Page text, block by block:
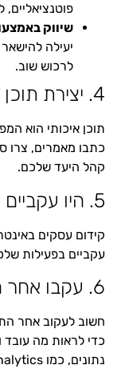
פוטנציאליים,
שיווק
יעילה
לרכוש שוב.
4. יצירת תוכן איכותי
תוכן איכותי הוא
כתבו מאמרים, צרו
קהל היעד שלכם.
5. היו עקביים
קידום עסקים
עקביים בפעילות
6. עקבו אחר התוצאות
חשוב לעקוב אחר
כדי לראות מה עובד
נתונים, כמו Google Analytics.